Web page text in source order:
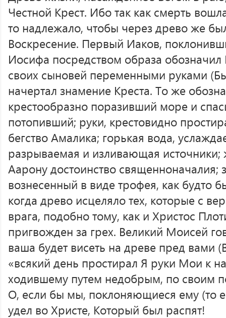
Честной Крест. Ибо так как смерть
то надлежало, чтобы через древо же
Воскресение. Первый Иаков,
Иосифа посредством образа обозначил
своих сыновей переменными руками
начертал знамение Креста. То же
крестообразно поразивший море и
потопивший; руки, крестовидно
бегство Амалика; горькая вода,
разрываемая и изливающая
Аарону достоинство священноначалия;
вознесенный в виде трофея, как будто
когда древо исцеляло тех, которые с
врага, подобно тому, как и Христос
пригвожден за грех. Великий Моисей
ваша будет висеть на древе пред вами
«всякий день простирал Я руки Мои к
ходившему путем недобрым, по своим
О, если бы мы, поклоняющиеся ему (то
удел во Христе, Который был распят!